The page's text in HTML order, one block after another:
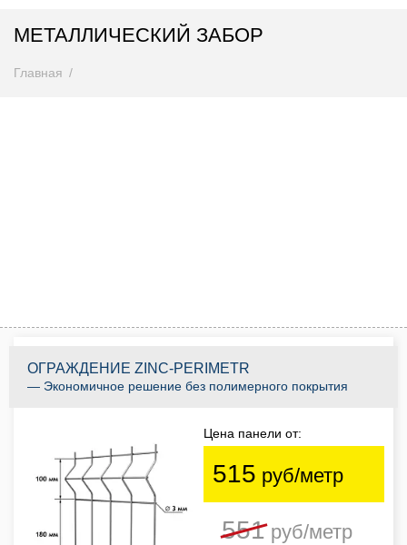
МЕТАЛЛИЧЕСКИЙ ЗАБОР
Главная
ОГРАЖДЕНИЕ ZINC-PERIMETR
— Экономичное решение без полимерного покрытия
Цена панели от:
515 руб/метр
551руб/метр